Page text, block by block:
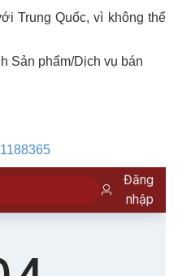
Trung Quốc, vì không thể
Sản phẩm/Dịch vụ bán